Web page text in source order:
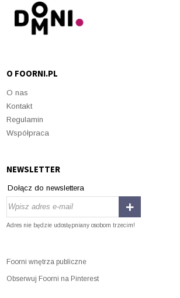
O FOORNI.PL
O nas
Kontakt
Regulamin
Współpraca
NEWSLETTER
Dołącz do newslettera
Adres nie będzie udostępniany osobom trzecim!
Foorni wnętrza publiczne
Obserwuj Foorni na Pinterest